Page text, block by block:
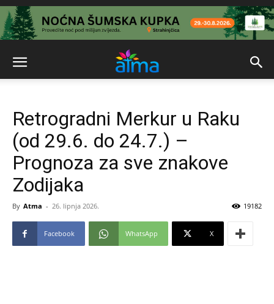
Retrogradni Merkur u Raku
(od 29.6. do 24.7.) –
Prognoza za sve znakove
Zodijaka
By Atma - 26. lipnja 2026. 19182
Facebook WhatsApp X